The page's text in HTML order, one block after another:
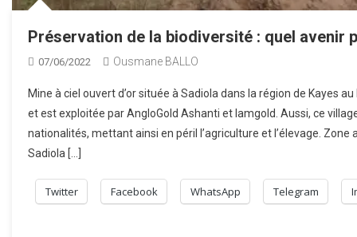
Préservation de la biodiversité : quel avenir
07/06/2022 Ousmane BALLO
Mine à ciel ouvert d’or située à Sadiola dans la région de Kayes
et est exploitée par AngloGold Ashanti et Iamgold. Aussi, ce
nationalités, mettant ainsi en péril l’agriculture et l’élevage.
Sadiola […]
Twitter Facebook WhatsApp Telegram